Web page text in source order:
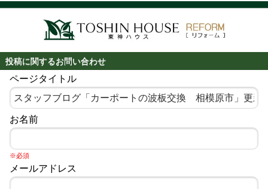
投稿に関するお問い合わせ
ページタイトル
お名前
※必須
メールアドレス